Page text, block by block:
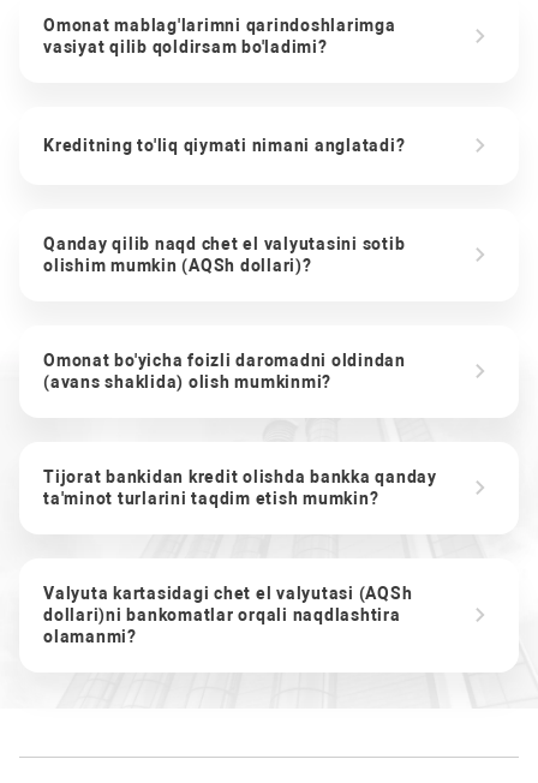
Omonat mablag'larimni qarindoshlarimga
vasiyat qilib qoldirsam bo'ladimi?
Kreditning to'liq qiymati nimani anglatadi?
Qanday qilib naqd chet el valyutasini sotib
olishim mumkin (AQSh dollari)?
Omonat bo'yicha foizli daromadni oldindan
(avans shaklida) olish mumkinmi?
Tijorat bankidan kredit olishda bankka qanday
ta'minot turlarini taqdim etish mumkin?
Valyuta kartasidagi chet el valyutasi (AQSh
dollari)ni bankomatlar orqali naqdlashtira
olamanmi?